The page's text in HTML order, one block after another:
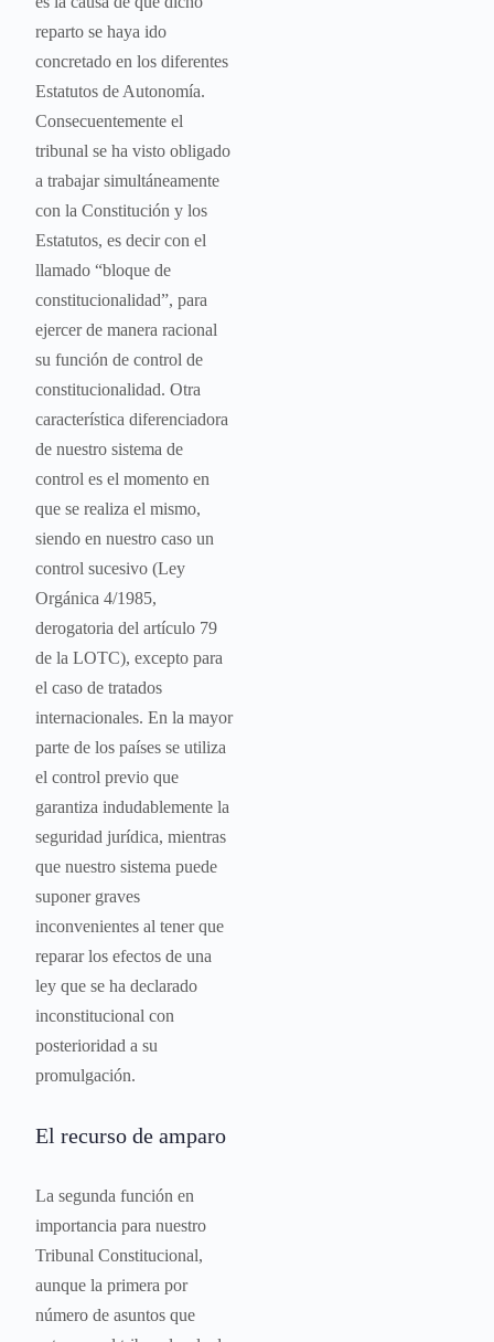
reparto se haya ido
concretado en los diferentes
Estatutos de Autonomía.
Consecuentemente el
tribunal se ha visto obligado
a trabajar simultáneamente
con la Constitución y los
Estatutos, es decir con el
llamado “bloque de
constitucionalidad”, para
ejercer de manera racional
su función de control de
constitucionalidad. Otra
característica diferenciadora
de nuestro sistema de
control es el momento en
que se realiza el mismo,
siendo en nuestro caso un
control sucesivo (Ley
Orgánica 4/1985,
derogatoria del artículo 79
de la LOTC), excepto para
el caso de tratados
internacionales. En la mayor
parte de los países se utiliza
el control previo que
garantiza indudablemente la
seguridad jurídica, mientras
que nuestro sistema puede
suponer graves
inconvenientes al tener que
reparar los efectos de una
ley que se ha declarado
inconstitucional con
posterioridad a su
promulgación.
El recurso de amparo
La segunda función en
importancia para nuestro
Tribunal Constitucional,
aunque la primera por
número de asuntos que